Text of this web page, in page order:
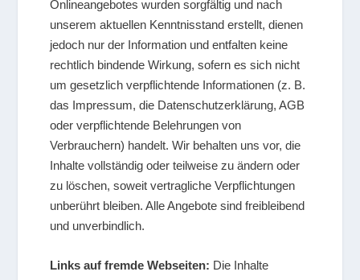
Onlineangebotes wurden sorgfältig und nach
unserem aktuellen Kenntnisstand erstellt, dienen
jedoch nur der Information und entfalten keine
rechtlich bindende Wirkung, sofern es sich nicht
um gesetzlich verpflichtende Informationen (z. B.
das Impressum, die Datenschutzerklärung, AGB
oder verpflichtende Belehrungen von
Verbrauchern) handelt. Wir behalten uns vor, die
Inhalte vollständig oder teilweise zu ändern oder
zu löschen, soweit vertragliche Verpflichtungen
unberührt bleiben. Alle Angebote sind freibleibend
und unverbindlich.
Links auf fremde Webseiten: Die Inhalte